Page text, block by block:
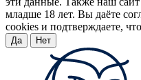
младше 18 лет. Вы даёте
cookies и подтверждаете,
Да Нет